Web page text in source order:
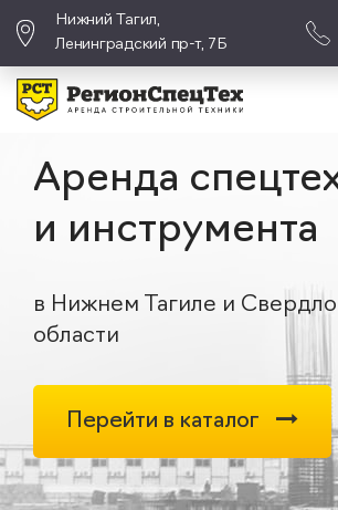
Нижний Тагил,
Ленинградский пр-т, 7Б
Аренда
и инструмента
в Нижнем Тагиле и
области
Перейти в каталог